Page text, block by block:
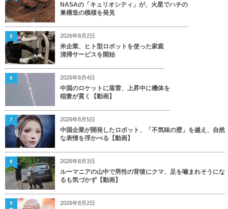
NASAの「キュリオシティ」が、火星でハチの
巣構造の模様を発見
2026年8月2日
米企業、ヒト型ロボットを使った家庭
清掃サービスを開始
5
2026年8月4日
中国のロケットに落雷、上昇中に機体を
稲妻が貫く【動画】
6
2026年8月5日
中国企業が開発したロボット、「不気味の壁」を越え、自然
な表情を浮かべる【動画】
7
2026年8月3日
ルーマニアの山中で男性の背後にクマ、足を噛まれそうにな
るも気づかず【動画】
8
2026年8月2日
9